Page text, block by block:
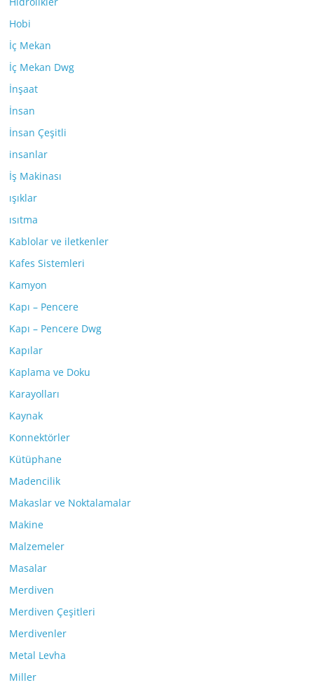
Hobi
İç Mekan
İç Mekan Dwg
İnşaat
İnsan
İnsan Çeşitli
insanlar
İş Makinası
ışıklar
ısıtma
Kablolar ve iletkenler
Kafes Sistemleri
Kamyon
Kapı – Pencere
Kapı – Pencere Dwg
Kapılar
Kaplama ve Doku
Karayolları
Kaynak
Konnektörler
Kütüphane
Madencilik
Makaslar ve Noktalamalar
Makine
Malzemeler
Masalar
Merdiven
Merdiven Çeşitleri
Merdivenler
Metal Levha
Miller